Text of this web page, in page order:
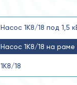
Насос 1К8/18 под 1,5
Насос 1К8/18 на раме
1К8/18